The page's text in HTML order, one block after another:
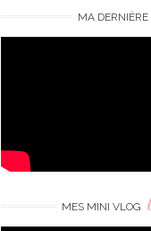
MA DERNIÈRE
MES MINI VLOG